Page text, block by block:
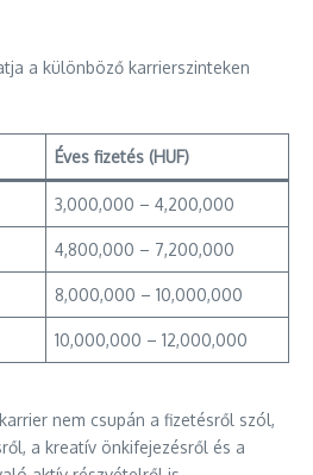
a különböző karrierszinteken
Éves fizetés (HUF)
3,000,000 – 4,200,000
4,800,000 – 7,200,000
8,000,000 – 10,000,000
10,000,000 – 12,000,000
nem csupán a fizetésről szól,
a kreatív önkifejezésről és a